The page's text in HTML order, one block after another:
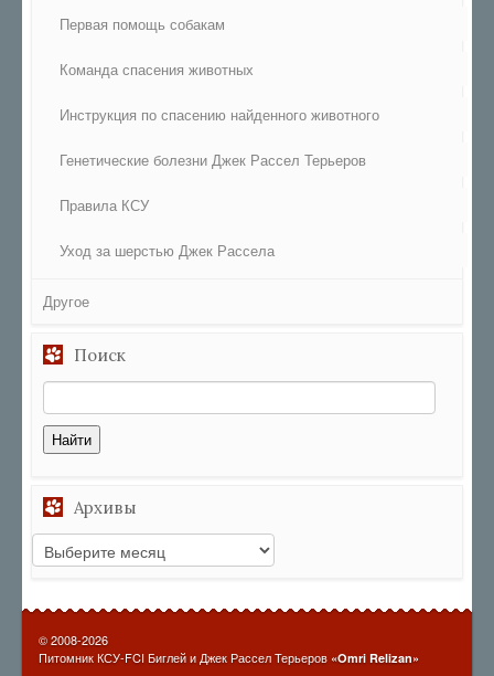
Первая помощь собакам
Команда спасения животных
Инструкция по спасению найденного животного
Генетические болезни Джек Рассел Терьеров
Правила КСУ
Уход за шерстью Джек Рассела
Другое
Поиск
Архивы
© 2008-2026
Питомник КСУ-FCI Биглей и Джек Рассел Терьеров «Omri Relizan»